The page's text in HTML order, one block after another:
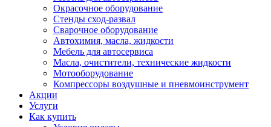
Окрасочное оборудование
Стенды сход-развал
Сварочное оборудование
Автохимия, масла, жидкости
Мебель для автосервиса
Масла, очистители, технические жидкости
Мотооборудование
Компрессоры воздушные и пневмоинструмент
Акции
Услуги
Как купить